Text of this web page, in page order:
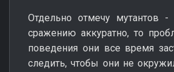
Отдельно отмечу мутантов
сражению аккуратно, то
поведения они все время
следить, чтобы они не